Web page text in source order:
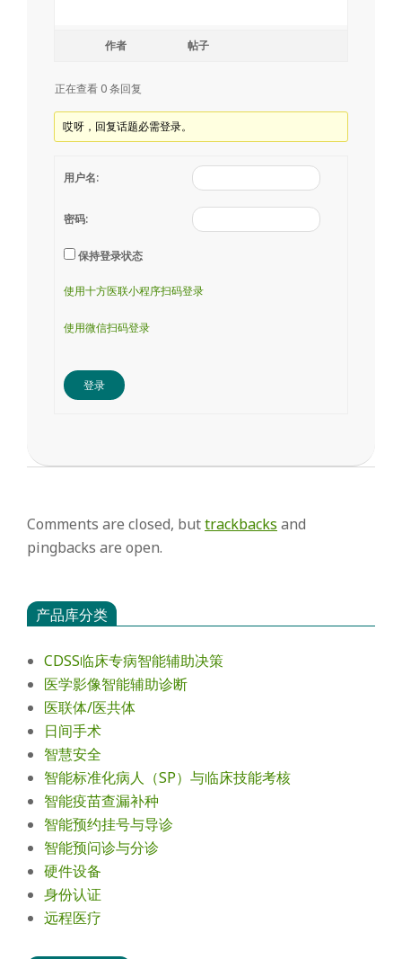
作者 帖子
正在查看 0 条回复
哎呀，回复话题必需登录。
用户名:
密码:
保持登录状态
使用十方医联小程序扫码登录
使用微信扫码登录
登录
Comments are closed, buttrackbacks and
pingbacks are open.
产品库分类
CDSS临床专病智能辅助决策
医学影像智能辅助诊断
医联体/医共体
日间手术
智慧安全
智能标准化病人（SP）与临床技能考核
智能疫苗查漏补种
智能预约挂号与导诊
智能预问诊与分诊
硬件设备
身份认证
远程医疗